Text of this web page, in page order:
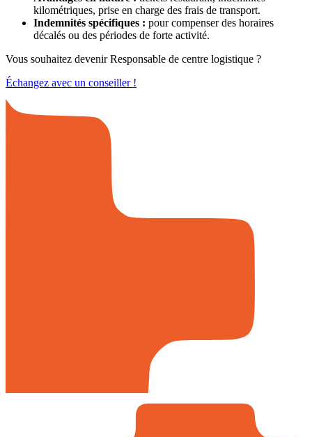
kilométriques, prise en charge des frais de transport.
Indemnités spécifiques : pour compenser des horaires
décalés ou des périodes de forte activité.
Vous souhaitez devenir Responsable de centre logistique ?
Échangez avec un conseiller !